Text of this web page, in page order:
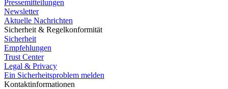
Pressemitteilungen
Newsletter
Aktuelle Nachrichten
Sicherheit & Regelkonformität
Sicherheit
Empfehlungen
Trust Center
Legal & Privacy
Ein Sicherheitsproblem melden
Kontaktinformationen